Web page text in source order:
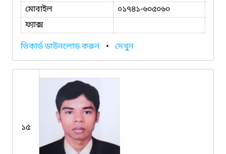
মোবাইল
০১৭৪১-৬০৫০৬০
ফ্যাক্স
ভিকার্ড ডাউনলোড করুন • দেখুন
১৫